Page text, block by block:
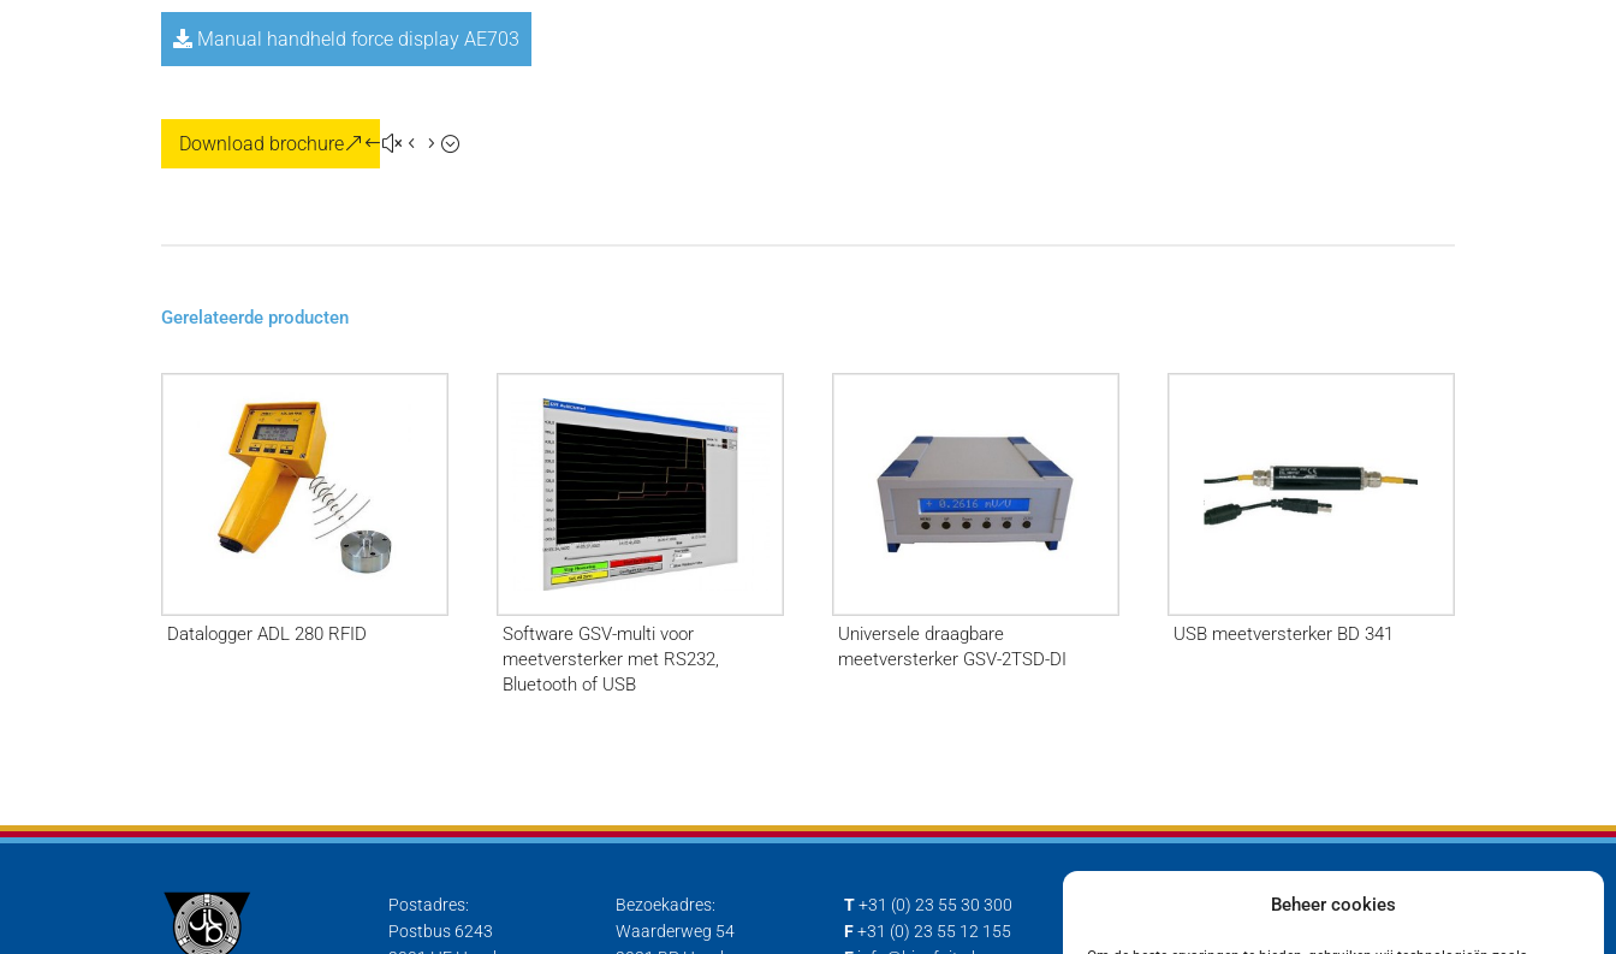
Beheer cookies
Manual handheld force display AE703
Download brochure
Gerelateerde producten
Datalogger ADL 280 RFID
Software GSV-multi voor
meetversterker met RS232,
Bluetooth of USB
Universele draagbare
meetversterker GSV-2TSD-DI
USB meetversterker BD 341
Postadres:
Postbus 6243
Bezoekadres:
Waarderweg 54
T +31 (0) 23 55 30 300
F +31 (0) 23 55 12 155
Privacyverklaring